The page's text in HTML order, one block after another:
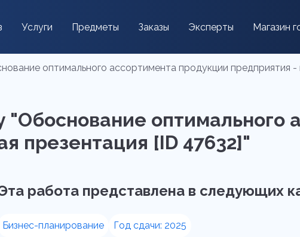
Услуги Предметы Заказы Эксперты Магазин
оптимального ассортимента продукции предприятия -
"Обоснование оптимального
презентация [ID 47632]"
работа представлена в следующих
Бизнес-планирование Год сдачи: 2025